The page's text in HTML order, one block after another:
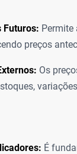
Futuros: Permite
preços
Os
É